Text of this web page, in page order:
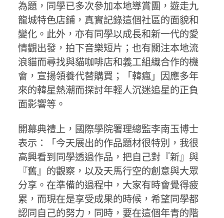
為題，同學已多次參加本地導賞團，遊走九
龍城特色店鋪，真實記錄這個社區的面貌和
變化。此外，亦有同學以成長和新一代的愛
情觀出發，拍下音樂短片；也有關注本地流
浪貓而尋找與貓咖啡店和義工組織合作的機
會，宣揚領養代替購買；「韓瘋」因應多年
來的韓星熱潮而探討年輕人沉迷追星的正負
面影響等。
開幕典禮上，國際學院署理總監李南玉博士
表示：「今天展出的作品題材很特別，我很
高興看到同學透過作品，把自己對『新』與
『舊』的觀察，以及天馬行空的創意與大眾
分享。在準備的過程中，大家有時會覺得疲
累，而現在是享受成果的時候，希望同學都
認同自己的努力，同時，要在這個年青的階